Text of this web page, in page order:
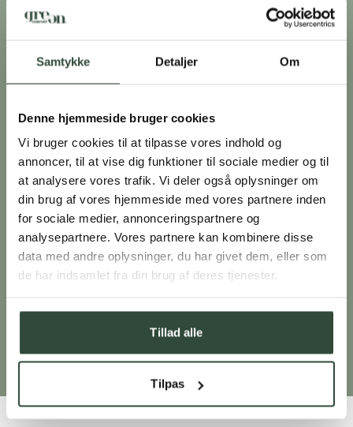
Samtykke Detaljer Om
Denne hjemmeside bruger cookies
Vi bruger cookies til at tilpasse vores indhold og
annoncer, til at vise dig funktioner til sociale medier og til
at analysere vores trafik. Vi deler også oplysninger om
din brug af vores hjemmeside med vores partnere inden
for sociale medier, annonceringspartnere og
analysepartnere. Vores partnere kan kombinere disse
data med andre oplysninger, du har givet dem, eller som
de har indsamlet fra din brug af deres tjenester.
Tillad alle
Tilpas
Som medlem af Klub Green Comfort
attraktive fordele
Spar 10% på din første ordre. Vi sender en e-mail med
rabatkoden efter tilmelding
Du optjener point ved alle køb, som kan indløses til rabat
på dit næste køb
Du får specialtilbud og unikke rabatkoder før alle andre
Du får en gave hvert år på din fødselsdag